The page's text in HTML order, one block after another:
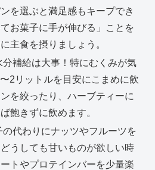
を選ぶと満足感もキープでき
お菓子に手が伸びる」ことを
主食を摂りましょう。
分補給は大事！特にむくみが気
2リットルを目安にこまめに飲
を絞ったり、ハーブティーに
飽きずに飲めます。
の代わりにナッツやフルーツを
うしても甘いものが欲しい時
トやプロテインバーを少量楽